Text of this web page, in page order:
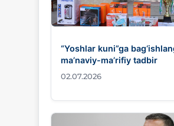
“Yoshlar kuni”ga
ma’naviy-ma’rifiy tadbir
02.07.2026